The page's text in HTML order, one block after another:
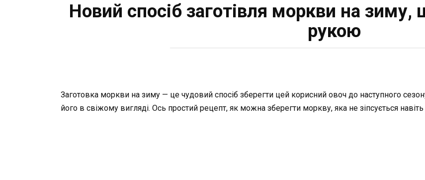
Новий спосіб заготівля моркви на
рукою
Заготовка моркви на зиму — це чудовий спосіб зберегти цей корисний овоч до наступного
його в свіжому вигляді. Ось простий рецепт, як можна зберегти моркву, яка не зіпсується навіть